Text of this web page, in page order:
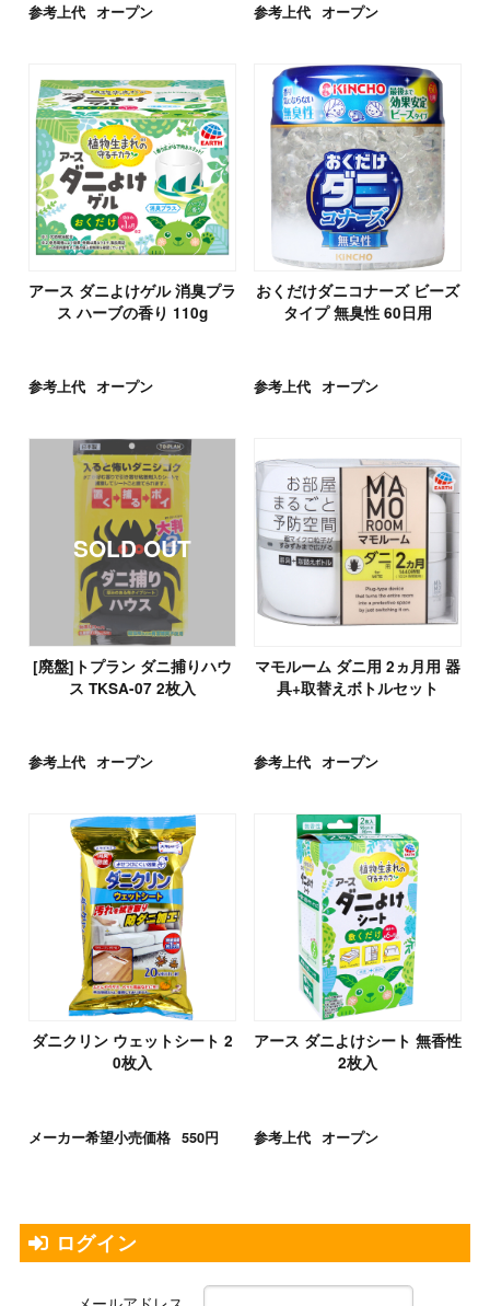
参考上代 オープン 参考上代 オープン
アース ダニよけゲル 消臭プラ
ス ハーブの香り 110g
参考上代 オープン
おくだけダニコナーズ ビーズ
タイプ 無臭性 60日用
参考上代 オープン
[廃盤]トプラン ダニ捕りハウ
ス TKSA-07 2枚入
参考上代 オープン
マモルーム ダニ用 2ヵ月用 器
具+取替えボトルセット
参考上代 オープン
ダニクリン ウェットシート 2
0枚入
メーカー希望小売価格 550円
アース ダニよけシート 無香性
2枚入
参考上代 オープン
ログイン